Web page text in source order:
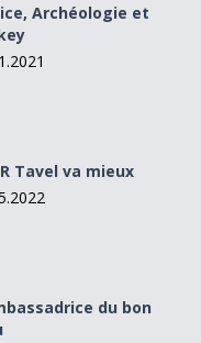
Archéologie et
Tavel va mieux
du bon